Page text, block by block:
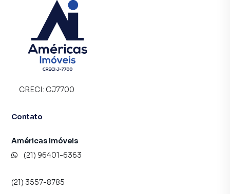
CRECI: CJ7700
Contato
Américas Imóveis
(21) 96401-6363
(21) 3557-8785